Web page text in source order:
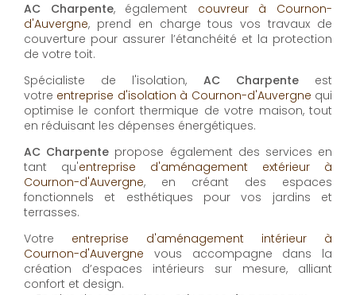
AC Charpente, également couvreur à Cournon-
d'Auvergne, prend en charge tous vos travaux de
couverture pour assurer l’étanchéité et la protection
de votre toit.
Spécialiste de l'isolation, AC Charpenteest
votre entreprise d'isolation à Cournon-d'Auvergne qui
optimise le confort thermique de votre maison, tout
en réduisant les dépenses énergétiques.
AC Charpente propose également des services en
tant qu'entreprise d'aménagement extérieur à
Cournon-d'Auvergne, en créant des espaces
fonctionnels et esthétiques pour vos jardins et
terrasses.
Votre entreprise d'aménagement intérieur à
Cournon-d'Auvergne vous accompagne dans la
création d’espaces intérieurs sur mesure, alliant
confort et design.